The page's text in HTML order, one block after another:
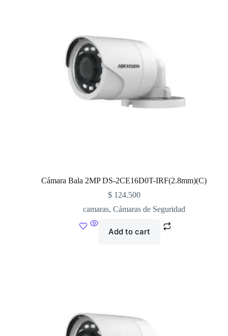
Cámara Bala 2MP DS-2CE16D0T-IRF(2.8mm)(C)
$124.500
camaras,Cámaras de Seguridad
Add to cart